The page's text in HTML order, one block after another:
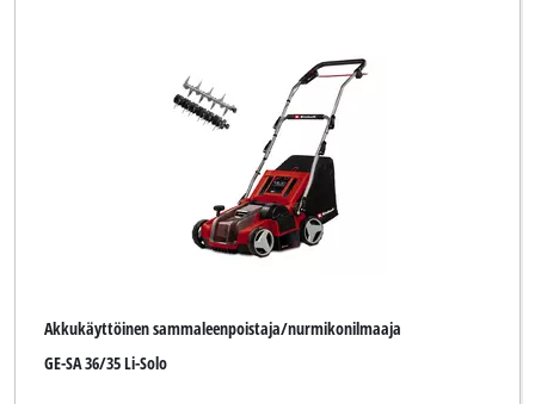
Akkukäyttöinen sammaleenpoistaja/nurmikonilmaaja
GE-SA 36/35 Li-Solo